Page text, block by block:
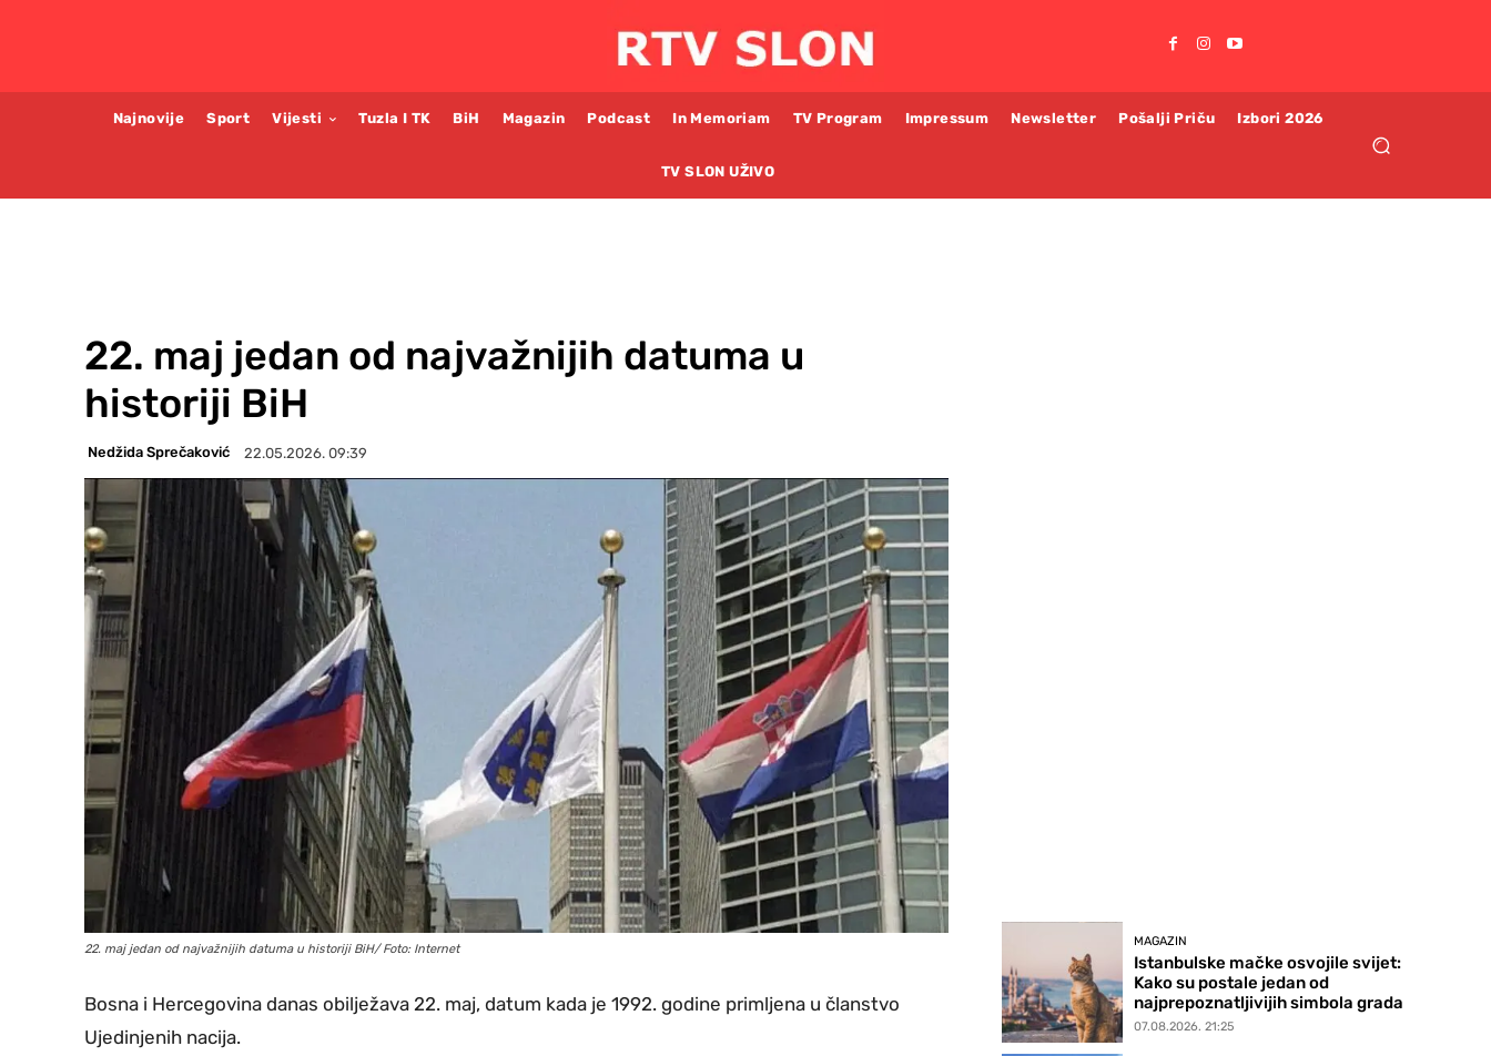
Najnovije Sport Vijesti Tuzla I TK BiH Magazin Podcast In Memoriam TV Program Impressum Newsletter Pošalji Priču Izbori 2026
TV SLON UŽIVO
22. maj jedan od najvažnijih datuma u
historiji BiH
Nedžida Sprečaković 22.05.2026. 09:39
22. maj jedan od najvažnijih datuma u historiji BiH/ Foto: Internet
Bosna i Hercegovina danas obilježava 22. maj, datum kada je 1992. godine primljena u članstvo
Ujedinjenih nacija.
MAGAZIN
Istanbulske mačke osvojile svijet:
Kako su postale jedan od
najprepoznatljivijih simbola grada
07.08.2026. 21:25